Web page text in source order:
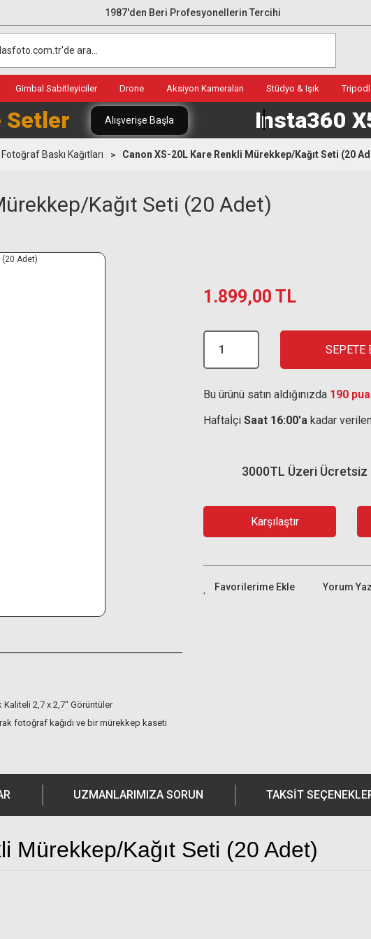
1987'den Beri Profesyonellerin Tercihi
Gimbal Sabitleyiciler Drone Aksiyon Kameraları Stüdyo & Işık
Setler Alışverişe Başla Insta360
Fotoğraf Baskı Kağıtları Canon XS-20L Kare Renkli Mürekkep/Kağıt Seti (20
Kağıt Seti (20 Adet)
Kaliteli 2,7 x 2,7" Görüntüler
fotoğraf kağıdı ve bir mürekkep kaseti
1.899,00 TL
SEPETE
Bu ürünü satın aldığınızda 190
Haftaİçi Saat 16:00'a kadar
3000TL Üzeri Ücretsiz
Karşılaştır
Yorum Yaz
UZMANLARIMIZA SORUN TAKSIT
Mürekkep/Kağıt Seti (20 Adet)